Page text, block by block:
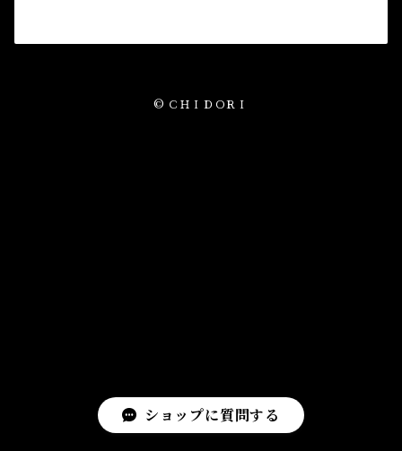
© ＣＨＩＤＯＲＩ
ショップに質問する